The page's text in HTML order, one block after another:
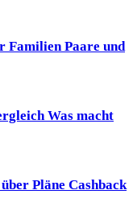
Familien Paare und
Was macht
Pläne Cashback